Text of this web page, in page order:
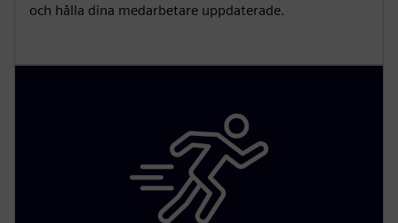
och hålla dina medarbetare uppdaterade.